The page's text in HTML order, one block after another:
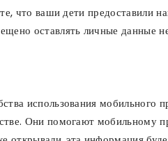
что ваши дети предоставили
оставлять личные данные
использования
Они помогают мобильному